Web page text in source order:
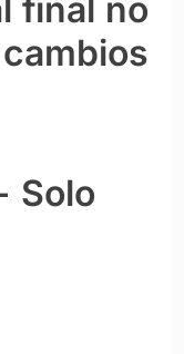
final no
Solo